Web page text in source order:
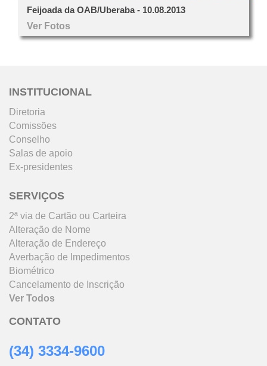
Feijoada da OAB/Uberaba - 10.08.2013
Ver Fotos
INSTITUCIONAL
Diretoria
Comissões
Conselho
Salas de apoio
Ex-presidentes
SERVIÇOS
2ª via de Cartão ou Carteira
Alteração de Nome
Alteração de Endereço
Averbação de Impedimentos
Biométrico
Cancelamento de Inscrição
Ver Todos
CONTATO
(34) 3334-9600